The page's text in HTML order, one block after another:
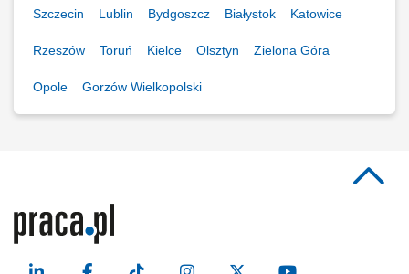
Szczecin Lublin Bydgoszcz Białystok Katowice
Rzeszów Toruń Kielce Olsztyn Zielona Góra
Opole Gorzów Wielkopolski